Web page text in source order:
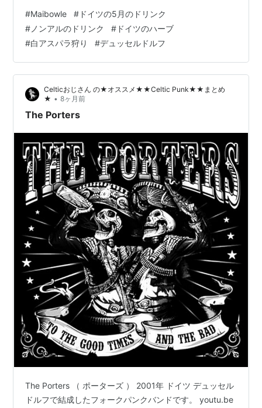
は甘い香りが。 その香りは 日本の桜餅のような気持ちま
す。 Waldmeisterは 日本語で クルマバソウ と いうそう
です。 このドリンクは本当に簡単。 100%のリンゴジュ
ースを 炭酸水で1：1にわり、 そこにハーブをつけておく
だけ。 ものの本によ…
#Maibowle # ドイツの5月のドリンク
# ノンアルのドリンク # ドイツのハーブ
#白アスパラ狩り #デュッセルドルフ
Celticおじさん の★オススメ★★Celtic Punk★★まとめ
★ • 8ヶ月前
The Porters
The Porters （ ポーターズ ） 2001年 ドイツ デュッセル
ドルフで結成したフォークパンクバンドです。 youtu.be